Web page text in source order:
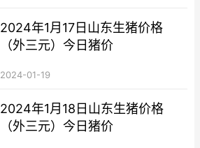
2024年1月17日山东生猪价格
（外三元）今日猪价
2024-01-19
2024年1月18日山东生猪价格
（外三元）今日猪价